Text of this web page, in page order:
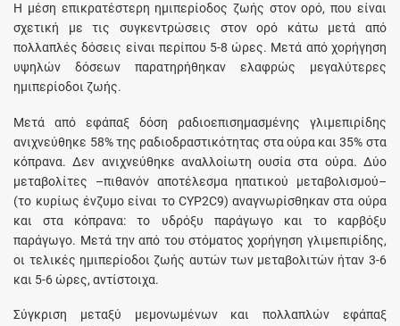
Η μέση επικρατέστερη ημιπερίοδος ζωής στον ορό, που είναι
σχετική με τις συγκεντρώσεις στον ορό κάτω μετά από
πολλαπλές δόσεις είναι περίπου 5-8 ώρες. Μετά από χορήγηση
υψηλών δόσεων παρατηρήθηκαν ελαφρώς μεγαλύτερες
ημιπερίοδοι ζωής.
Μετά από εφάπαξ δόση ραδιοεπισημασμένης γλιμεπιρίδης
ανιχνεύθηκε 58% της ραδιοδραστικότητας στα ούρα και 35% στα
κόπρανα. Δεν ανιχνεύθηκε αναλλοίωτη ουσία στα ούρα. Δύο
μεταβολίτες –πιθανόν αποτέλεσμα ηπατικού μεταβολισμού–
(το κυρίως ένζυμο είναι το CYP2C9) αναγνωρίσθηκαν στα ούρα
και στα κόπρανα: το υδρόξυ παράγωγο και το καρβόξυ
παράγωγο. Μετά την από του στόματος χορήγηση γλιμεπιρίδης,
οι τελικές ημιπερίοδοι ζωής αυτών των μεταβολιτών ήταν 3-6
και 5-6 ώρες, αντίστοιχα.
Σύγκριση μεταξύ μεμονωμένων και πολλαπλών εφάπαξ